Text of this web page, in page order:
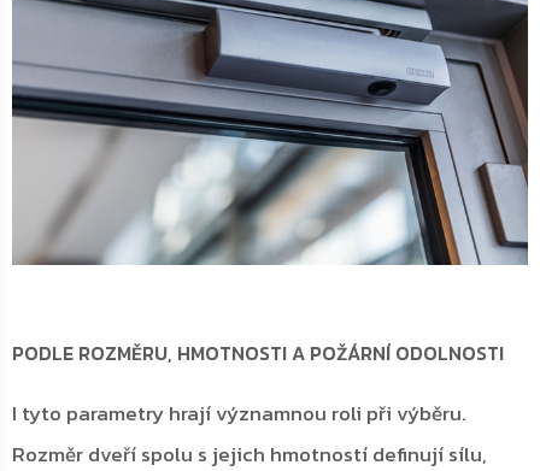
PODLE ROZMĚRU, HMOTNOSTI A POŽÁRNÍ ODOLNOSTI
I tyto parametry hrají významnou roli při výběru.
Rozměr dveří spolu s jejich hmotností definují sílu,